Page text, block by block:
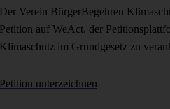
Der Verein BürgerBegehren
Petition auf WeAct, der
Klimaschutz im Grundgesetz zu
Petition unterzeichnen